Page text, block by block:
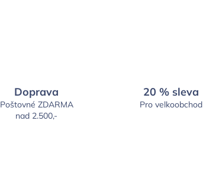
Doprava
Poštovné ZDARMA
nad 2.500,-
20 % sleva
Pro velkoobchod